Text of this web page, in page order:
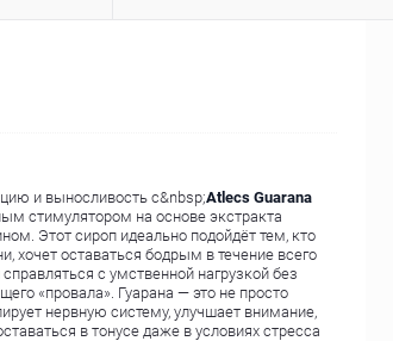
и выносливость с&nbsp;Atlecs Guarana
стимулятором на основе экстракта
Этот сироп идеально подойдёт тем, кто
хочет оставаться бодрым в течение всего
с умственной нагрузкой без
«провала». Гуарана — это не просто
нервную систему, улучшает внимание,
в тонусе даже в условиях стресса